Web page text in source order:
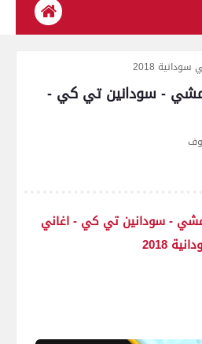
سودانية 2018
- سودانين تي كي -
- سودانين تي كي - اغاني
2018